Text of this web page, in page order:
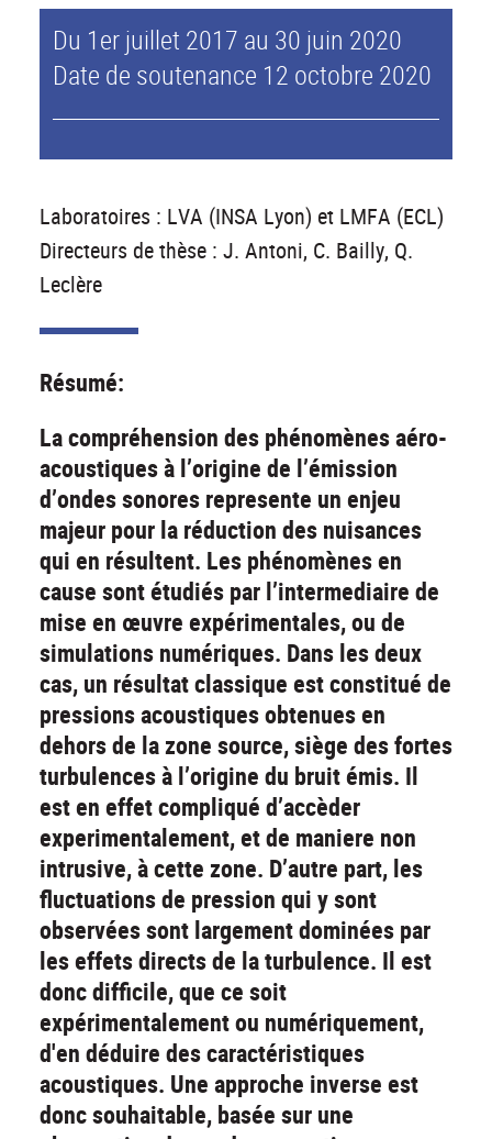
Du 1er juillet 2017 au 30 juin 2020
Date de soutenance 12 octobre 2020
Laboratoires : LVA (INSA Lyon) et LMFA (ECL)
Directeurs de thèse : J. Antoni, C. Bailly, Q.
Leclère
Résumé:
La compréhension des phénomènes aéro-
acoustiques à l’origine de l’émission
d’ondes sonores represente un enjeu
majeur pour la réduction des nuisances
qui en résultent. Les phénomènes en
cause sont étudiés par l’intermediaire de
mise en œuvre expérimentales, ou de
simulations numériques. Dans les deux
cas, un résultat classique est constitué de
pressions acoustiques obtenues en
dehors de la zone source, siège des fortes
turbulences à l’origine du bruit émis. Il
est en effet compliqué d’accèder
experimentalement, et de maniere non
intrusive, à cette zone. D’autre part, les
fluctuations de pression qui y sont
observées sont largement dominées par
les effets directs de la turbulence. Il est
donc difficile, que ce soit
expérimentalement ou numériquement,
d'en déduire des caractéristiques
acoustiques. Une approche inverse est
donc souhaitable, basée sur une